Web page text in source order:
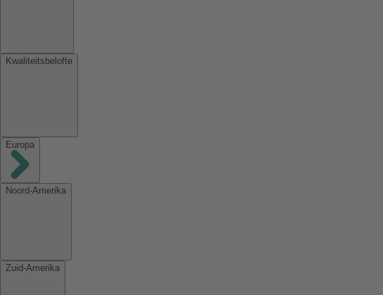
Kwaliteitsbelofte
Europa
Noord-Amerika
Zuid-Amerika